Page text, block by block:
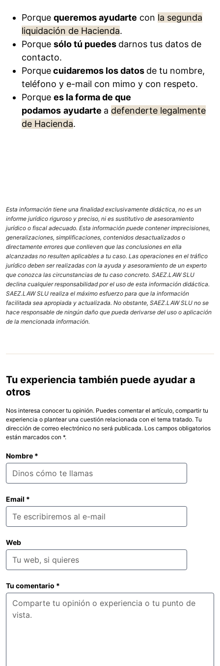
Porque queremos ayudarte con la segunda
liquidación de Hacienda.
Porque sólo tú puedes darnos tus datos de
contacto.
Porquecuidaremos los datos de tu nombre,
teléfono y e-mail con mimo y con respeto.
Porque es la forma de que
podamos ayudarte a defenderte legalmente
de Hacienda.
Esta información tiene una finalidad exclusivamente didáctica, no es un
informe jurídico riguroso y preciso, ni es sustitutivo de asesoramiento
jurídico o fiscal adecuado. Esta información puede contener imprecisiones,
generalizaciones, simplificaciones, contenidos desactualizados o
directamente errores que conlleven que las conclusiones en ella
alcanzadas no resulten aplicables a tu caso. Las operaciones en el tráfico
jurídico deben ser realizadas con la ayuda y asesoramiento de un experto
que conozca las circunstancias de tu caso concreto. SAEZ.LAW SLU
declina cualquier responsabilidad por el uso de esta información didáctica.
SAEZ.LAW SLU realiza el máximo esfuerzo para que la información
facilitada sea apropiada y actualizada. No obstante, SAEZ.LAW SLU no se
hace responsable de ningún daño que pueda derivarse del uso o aplicación
de la mencionada información.
Tu experiencia también puede ayudar a
otros
Nos interesa conocer tu opinión. Puedes comentar el artículo, compartir tu
experiencia o plantear una cuestión relacionada con el tema tratado. Tu
dirección de correo electrónico no será publicada. Los campos obligatorios
están marcados con *.
Nombre *
Email *
Web
Tu comentario *